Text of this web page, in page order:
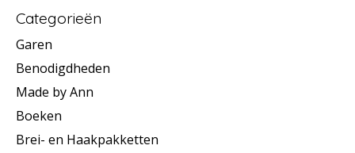
Categorieën
Garen
Benodigdheden
Made by Ann
Boeken
Brei- en Haakpakketten